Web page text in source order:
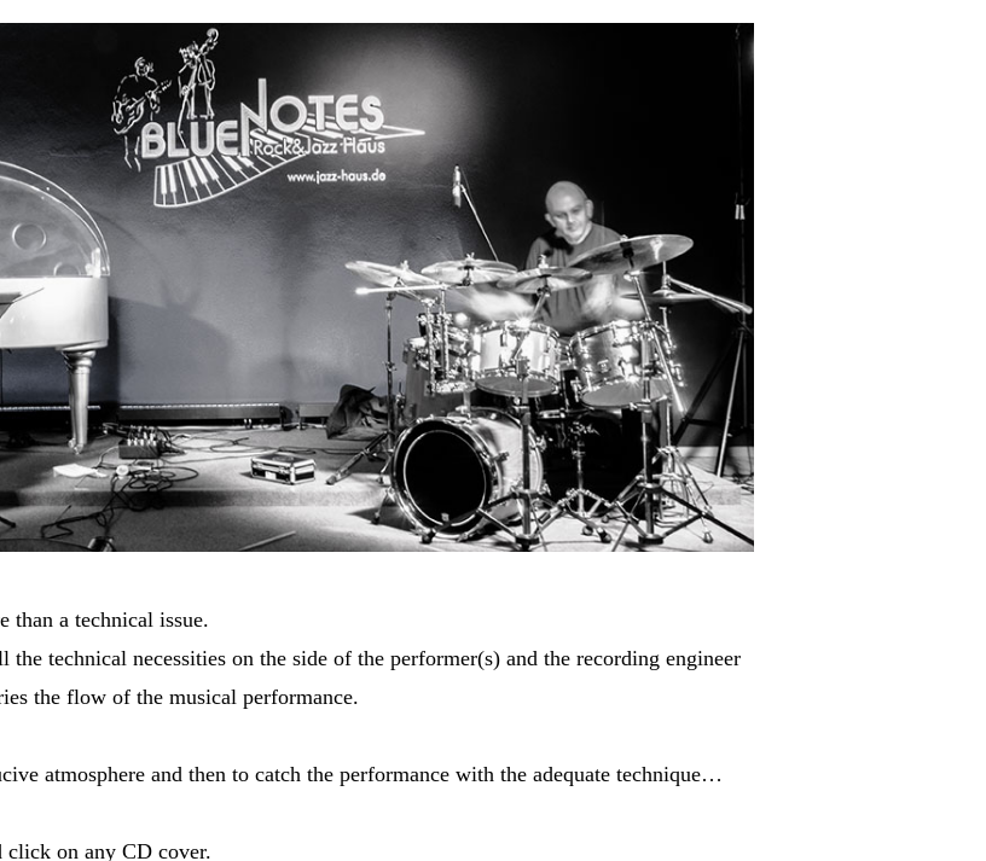
than a technical issue.
technical necessities on the side of the performer(s) and the recording engineer
the flow of the musical performance.
atmosphere and then to catch the performance with the adequate technique…
click on any CD cover.